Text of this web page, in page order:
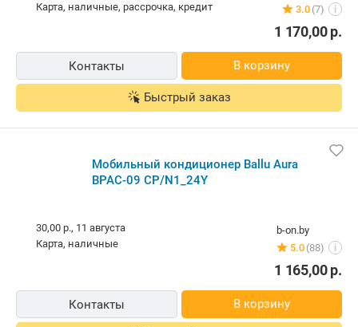
3.0 (7) i
карта, наличные, рассрочка, кредит
1 170,00р.
Контакты В корзину
Быстрый заказ
Мобильный кондиционер Ballu Aura
BPAC-09 CP/N1_24Y
b-on.by
5.0 (88) i
30,00 р., 11 августа
карта, наличные
1 165,00р.
Контакты В корзину